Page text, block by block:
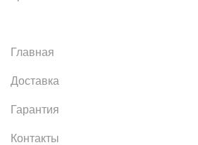
Главная
Доставка
Гарантия
Контакты